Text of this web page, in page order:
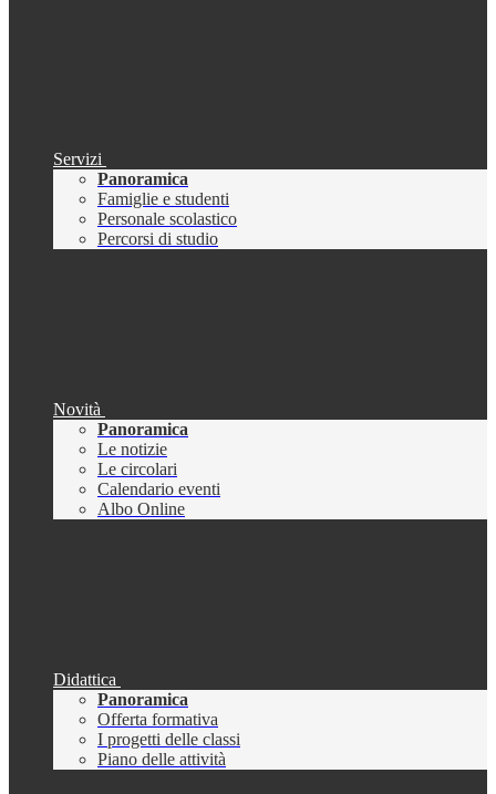
Servizi
Panoramica
Famiglie e studenti
Personale scolastico
Percorsi di studio
Novità
Panoramica
Le notizie
Le circolari
Calendario eventi
Albo Online
Didattica
Panoramica
Offerta formativa
I progetti delle classi
Piano delle attività